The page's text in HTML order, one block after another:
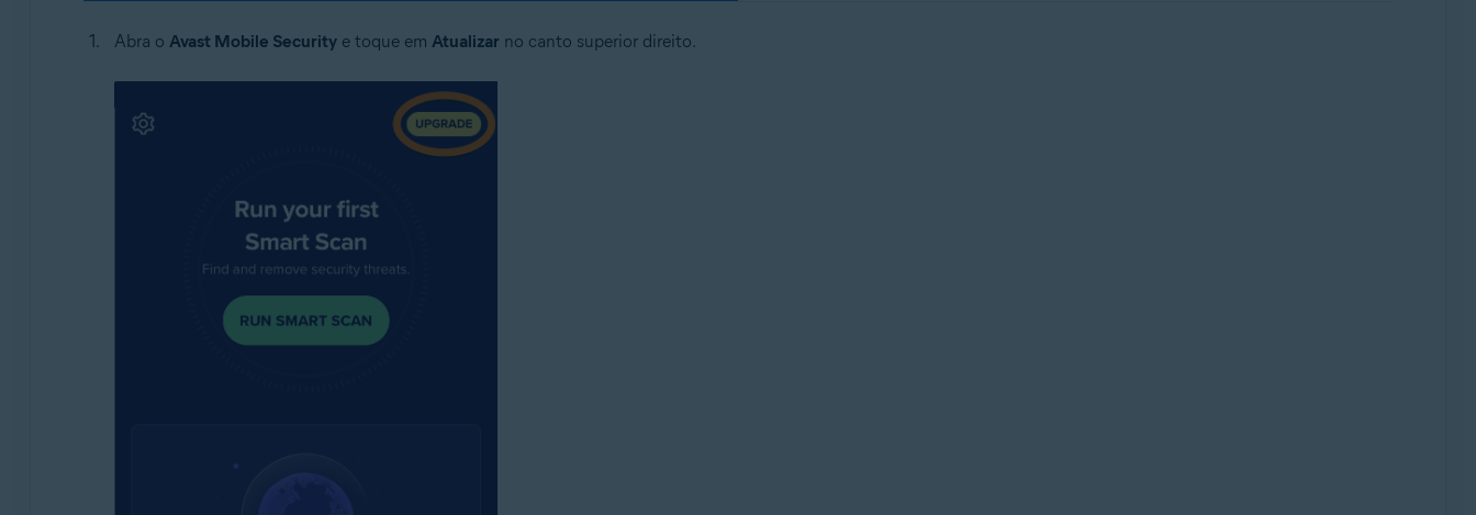
Abra o Avast Mobile Securitye toque em Atualizar no canto superior direito.